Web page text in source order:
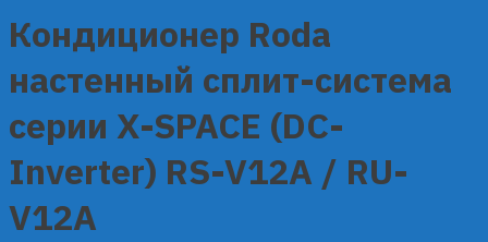
Кондиционер Roda
настенный сплит-система
серии X-SPACE (DC-
Inverter) RS-V12A / RU-
V12A